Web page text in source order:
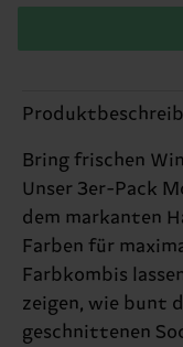
Bring frischen
Unser 3er-Pack
dem markanten
Farben für
Farbkombis
zeigen, wie bunt
geschnittenen